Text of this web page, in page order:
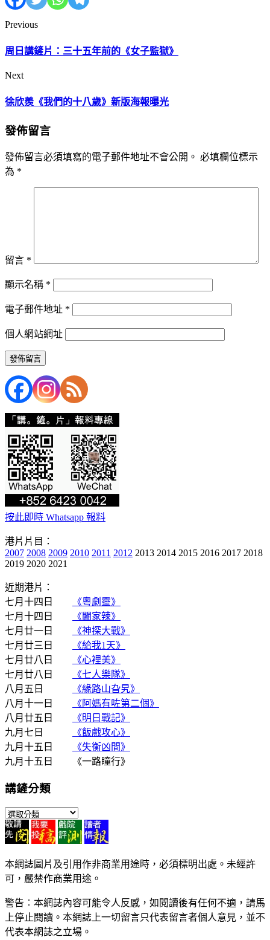
Previous
周日講鏟片：三十五年前的《女子監獄》
Next
徐欣羨《我們的十八歲》新版海報曝光
發佈留言
發佈留言必須填寫的電子郵件地址不會公開。 必填欄位標示
為 *
留言 *
顯示名稱 *
電子郵件地址 *
個人網站網址
按此即時 Whatsapp 報料
港片片目：
2007 2008 2009 2010 2011 2012 2013 2014 2015 2016 2017 2018
2019 2020 2021
近期港片：
七月十四日
《粵劇靈》
七月十四日
《闔家辣》
七月廿一日
《神探大戰》
七月廿三日
《給我1天》
七月廿八日
《心裡美》
七月廿八日
《七人樂隊》
八月五日
《緣路山旮旯》
八月十一日
《阿媽有咗第二個》
八月廿五日
《明日戰記》
九月七日
《飯戲攻心》
九月十五日
《失衡凶間》
九月十五日 《一路瞳行》
講鏟分類
講
鏟
分
類
本網誌圖片及引用作非商業用途時，必須標明出處。未經許
可，嚴禁作商業用途。
警告︰本網誌內容可能令人反感，如閱讀後有任何不適，請馬
上停止閱讀。本網誌上一切留言只代表留言者個人意見，並不
代表本網誌之立場。